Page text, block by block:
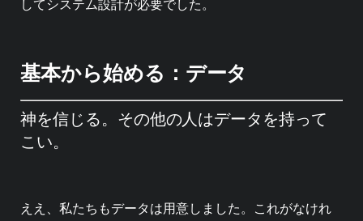
してシステム設計が必要でした。
基本から始める：データ
神を信じる。その他の人はデータを持って
こい。
ええ、私たちもデータは用意しました。これがなけれ